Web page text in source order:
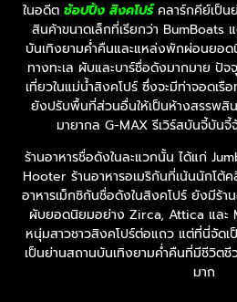
ในอดีต ช้อปปิ้ง สิงคโปร์คลาร์กคีย์เป็น
สินค้าขนาดเล็กที่เรียกว่า BumBoats
บันเทิงยามค่ำคืนและแหล่งพักผ่อนยอด
ทางทะเล ผับและบาร์ชื่อดังมากมาย ปัจ
เที่ยวในแม่น้ำสิงคโปร์ ซึ่งจะมีท่าจอดเ
ยังปรับพื้นที่ส่วนอื่นให้เป็นห้างสรรพสิ
มายากล G-MAX รีเวิร์สบันจี้บัน
ร้านอาหารชื่อดังในละแวกนั้น ได้แก่
Hooter ร้านอาหารอเมริกันที่เน้นนักโต้
อาหารเม็กซิกันชื่อดังในสิงคโปร์ ยังมีร้า
ผับยอดนิยมอย่าง Zirca, Attica และ
หนุ่มสาวชาวสิงคโปร์ต่อแถว แต่ที่นี่จัดเ
เป็นย่านสถานบันเทิงยามค่ำคืนที่มีชีวิตชี
มาก